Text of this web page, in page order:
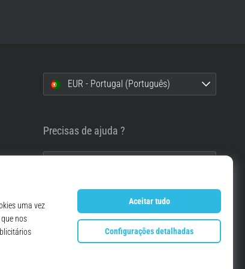
EUR - Portugal (Português)
Precisas de ajuda ?